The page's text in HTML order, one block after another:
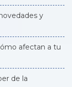
y
afectan a tu
de la